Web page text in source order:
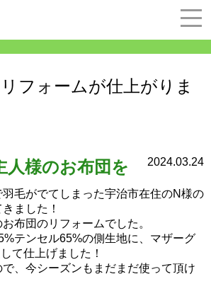
フォームが仕上がりま
2024.03.24
人様のお布団を
毛がでてしまった宇治市在住のN様の
ました！
布団のリフォームでした。
テンセル65%の側生地に、マザーグ
て仕上げました！
、今シーズンもまだまだ使って頂け